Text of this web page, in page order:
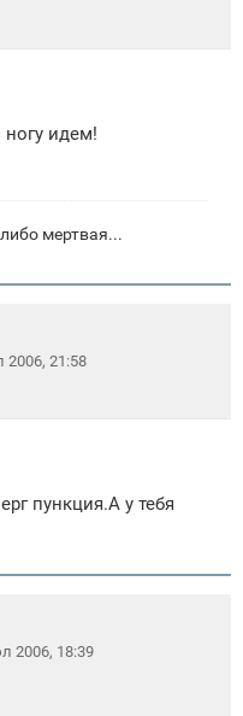
идем!
мертвая...
2006, 21:58
пункция.А у тебя
2006, 18:39